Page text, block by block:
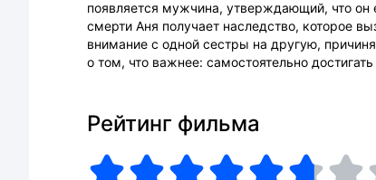
появляется мужчина, утверждающий, что
смерти Аня получает наследство, которое
внимание с одной сестры на другую,
о том, что важнее: самостоятельно достигать
Рейтинг фильма